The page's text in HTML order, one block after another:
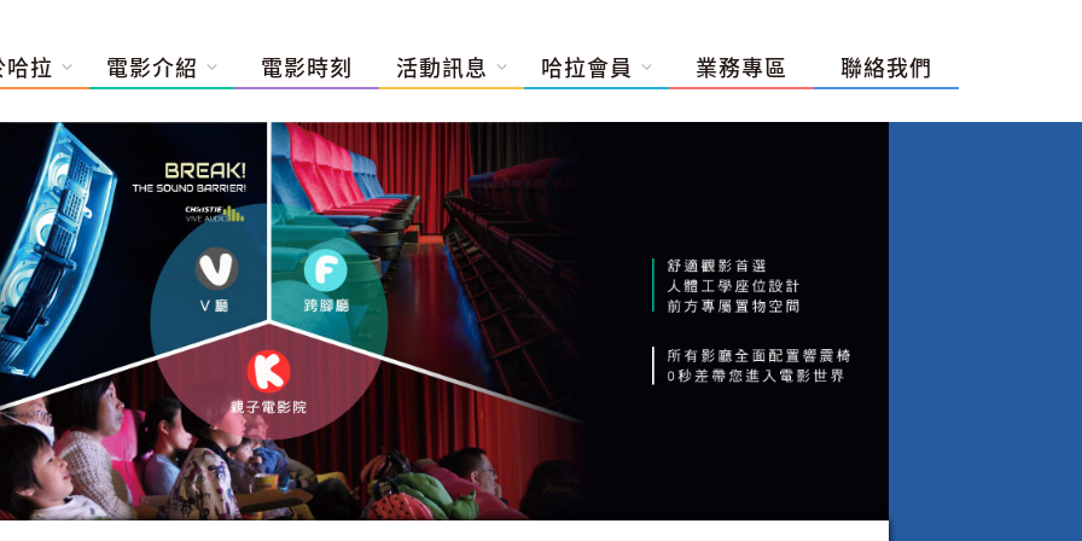
哈拉 電影介紹 電影時刻 活動訊息 哈拉會員 業務專區 聯絡我們